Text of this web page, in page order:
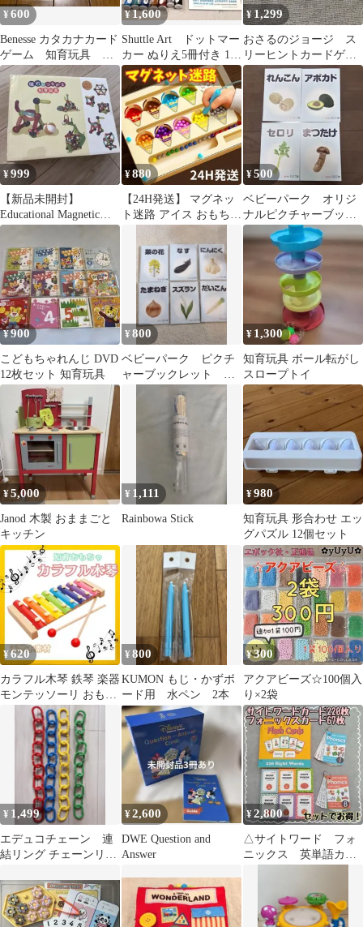
¥600
Benesse カタカナカード
ゲーム 知育玩具 お
もちゃ
¥1,600
Shuttle Art ドットマー
カー ぬりえ5冊付き 14
色セット 未使用
¥1,299
おさるのジョージ ス
リーヒントカードゲー
ム
¥999
【新品未開封】
Educational Magnetic
Sticks 36ピース
¥880
【24H発送】 マグネッ
ト迷路 アイス おもちゃ
知育 集中力 指先遊び
¥500
ベビーパーク オリジ
ナルピクチャーブック
レット 4冊セット 野
菜・きのこ
¥900
こどもちゃれんじ DVD
12枚セット 知育玩具
¥800
ベビーパーク ピクチ
ャーブックレット 新
品未開封 プラスおま
¥ 1,300
知育玩具 ボール転がし
スロープトイ
¥5,000
Janod 木製 おままごと
キッチン
¥ 1,111
Rainbowa Stick
¥980
知育玩具 形合わせ エッ
グパズル 12個セット
¥620
カラフル木琴 鉄琴 楽器
モンテッソーリ おもち
ゃ 教育 知育玩具 ギフ
¥800
KUMON もじ・かずボ
ード用 水ペン 2本
¥300
アクアビーズ☆100個入
り×2袋
¥ 1,499
エデュコチェーン 連
結リング チェーンリン
¥2,600
DWE Question and
Answer
¥2,800
△サイトワード フォ
ニックス 英単語カー